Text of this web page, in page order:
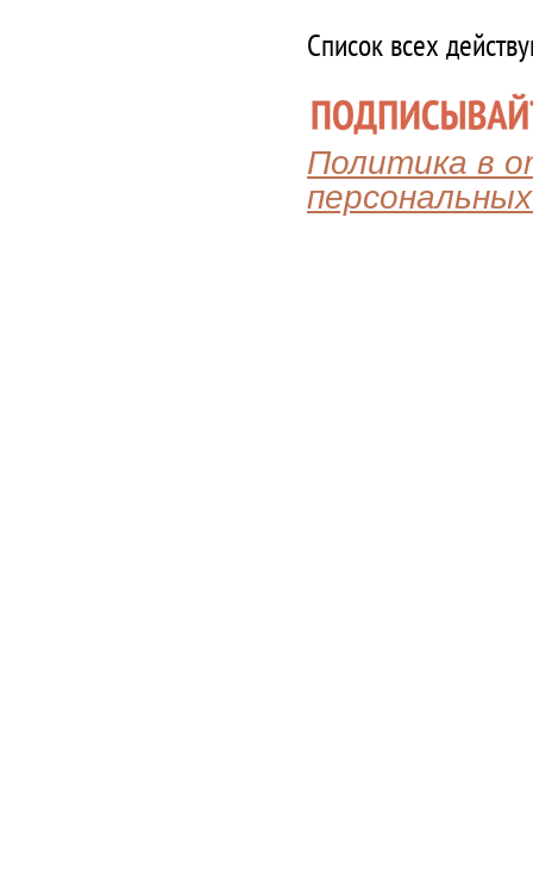
Список всех
Политика в